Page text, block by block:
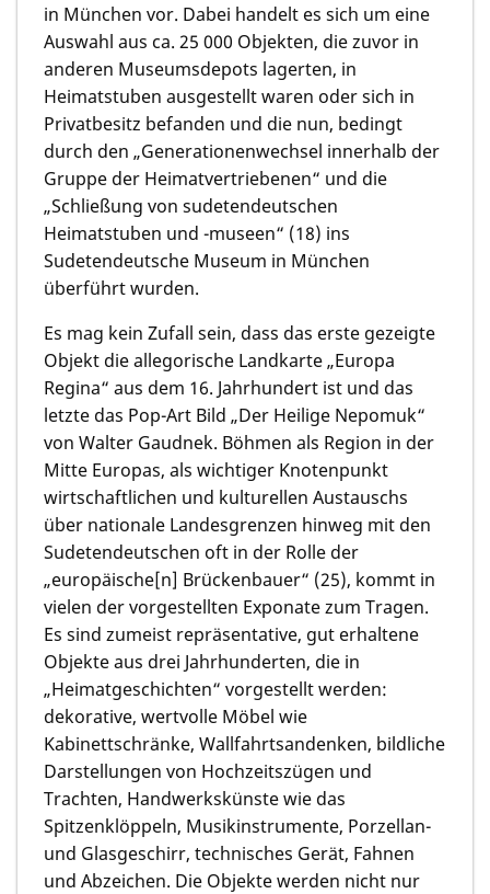
in München vor. Dabei handelt es sich um eine
Auswahl aus ca. 25 000 Objekten, die zuvor in
anderen Museumsdepots lagerten, in
Heimatstuben ausgestellt waren oder sich in
Privatbesitz befanden und die nun, bedingt
durch den „Generationenwechsel innerhalb der
Gruppe der Heimatvertriebenen“ und die
„Schließung von sudetendeutschen
Heimatstuben und -museen“ (18) ins
Sudetendeutsche Museum in München
überführt wurden.
Es mag kein Zufall sein, dass das erste gezeigte
Objekt die allegorische Landkarte „Europa
Regina“ aus dem 16. Jahrhundert ist und das
letzte das Pop-Art Bild „Der Heilige Nepomuk“
von Walter Gaudnek. Böhmen als Region in der
Mitte Europas, als wichtiger Knotenpunkt
wirtschaftlichen und kulturellen Austauschs
über nationale Landesgrenzen hinweg mit den
Sudetendeutschen oft in der Rolle der
„europäische[n] Brückenbauer“ (25), kommt in
vielen der vorgestellten Exponate zum Tragen.
Es sind zumeist repräsentative, gut erhaltene
Objekte aus drei Jahrhunderten, die in
„Heimatgeschichten“ vorgestellt werden:
dekorative, wertvolle Möbel wie
Kabinettschränke, Wallfahrtsandenken, bildliche
Darstellungen von Hochzeitszügen und
Trachten, Handwerkskünste wie das
Spitzenklöppeln, Musikinstrumente, Porzellan-
und Glasgeschirr, technisches Gerät, Fahnen
und Abzeichen. Die Objekte werden nicht nur